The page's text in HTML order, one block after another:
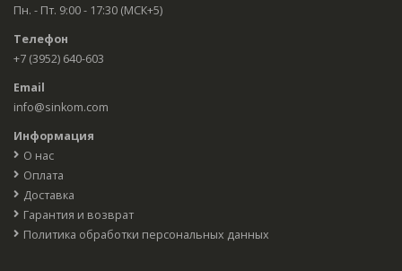
Пн. - Пт. 9:00 - 17:30 (МСК+5)
Телефон
+7 (3952) 640-603
Email
info@sinkom.com
Информация
О нас
Оплата
Доставка
Гарантия и возврат
Политика обработки персональных данных